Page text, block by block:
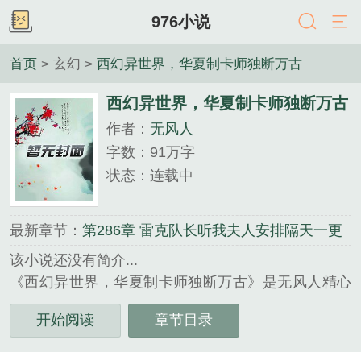
976小说
首页 > 玄幻 > 西幻异世界，华夏制卡师独断万古
西幻异世界，华夏制卡师独断万古
作者： 无风人
字数：91万字
状态：连载中
最新章节： 第286章 雷克队长听我夫人安排隔天一更
该小说还没有简介...
《西幻异世界，华夏制卡师独断万古》是无风人精心
创作的玄幻类小说。
开始阅读
章节目录